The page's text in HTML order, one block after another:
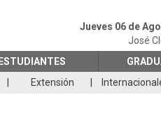
Jueves 06 de
José
ESTUDIANTES
Extensión